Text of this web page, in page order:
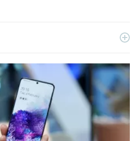
Appassionato di viaggi, vive tra